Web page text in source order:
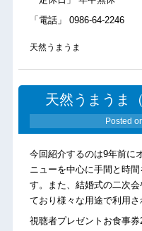
「電話」 0986-64-2246
天然うまうま
天然うまうま
Posted
今回紹介するのは9年前に
ニューを中心に手間と時
す。また、結婚式の二次
ており様々な用途で利用さ
視聴者プレゼントお食事